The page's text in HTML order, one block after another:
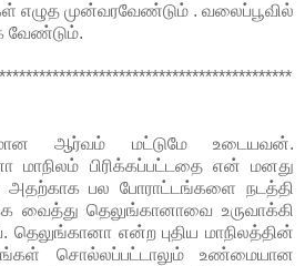
எழுத முன்வரவேண்டும் . வலைப்பூவில்
வேண்டும்.
ஆர்வம் மட்டுமே உடையவன்.
மாநிலம் பிரிக்கப்பட்டதை என் மனது
பல போராட்டங்களை நடத்தி
வைத்து தெலுங்கானாவை உருவாக்கி
தெலுங்கானா என்ற புதிய மாநிலத்தின்
சொல்லப்பட்டாலும் உண்மையான